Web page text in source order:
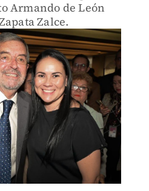
Armando de León
Zalce.